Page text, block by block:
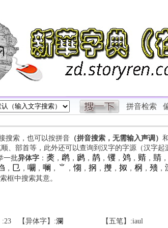
拼音检索
搜索，也可以按拼音（拼音搜索，无需输入声调）
、部首等，此外还可以查询到汉字的字源（汉字
一批异体字： 䶮 ， 䴙， 䴘， 䴖， 䦆， 䴔， 䞍， 䝼，
， 㔾 ， 㘚 ， 㘎 ， ⺌ ， 㥮 ， 㧏 ， 㩳， 㧐 ， 㭎 ， 㱮，
框中搜索其意。
:23 【异体字】:瀾 【五笔】:iaul